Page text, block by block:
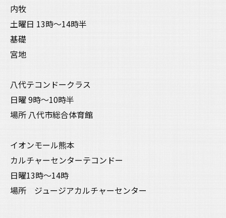
内牧
土曜日 13時〜14時半
基礎
宮地
八代テコンドークラス
日曜 9時〜10時半
場所 八代市総合体育館
イオンモール熊本
カルチャーセンターテコンドー
日曜13時〜14時
場所 ジュージアカルチャーセンター